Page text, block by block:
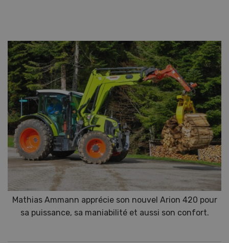
Mathias Ammann apprécie son nouvel Arion 420 pour
sa puissance, sa maniabilité et aussi son confort.